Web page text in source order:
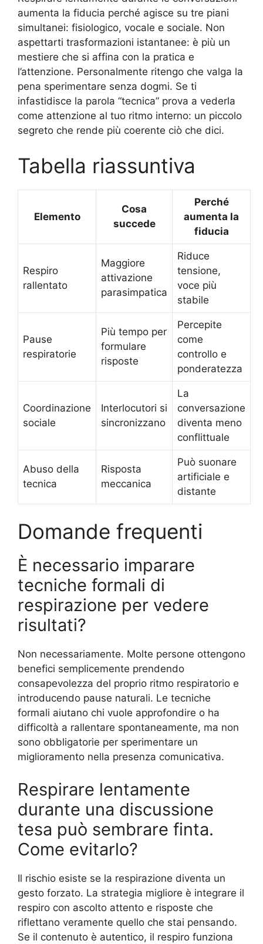
aumenta la fiducia perché agisce su tre piani
simultanei: fisiologico, vocale e sociale. Non
aspettarti trasformazioni istantanee: è più un
mestiere che si affina con la pratica e
l’attenzione. Personalmente ritengo che valga la
pena sperimentare senza dogmi. Se ti
infastidisce la parola “tecnica” prova a vederla
come attenzione al tuo ritmo interno: un piccolo
segreto che rende più coerente ciò che dici.
Tabella riassuntiva
Elemento
Cosa
succede
Perché
aumenta la
fiducia
Respiro
rallentato
Maggiore
attivazione
parasimpatica
Riduce
tensione,
voce più
stabile
Pause
respiratorie
Più tempo per
formulare
risposte
Percepite
come
controllo e
ponderatezza
Coordinazione
sociale
Interlocutori si
sincronizzano
La
conversazione
diventa meno
conflittuale
Abuso della
tecnica
Risposta
meccanica
Può suonare
artificiale e
distante
Domande frequenti
È necessario imparare
tecniche formali di
respirazione per vedere
risultati?
Non necessariamente. Molte persone ottengono
benefici semplicemente prendendo
consapevolezza del proprio ritmo respiratorio e
introducendo pause naturali. Le tecniche
formali aiutano chi vuole approfondire o ha
difficoltà a rallentare spontaneamente, ma non
sono obbligatorie per sperimentare un
miglioramento nella presenza comunicativa.
Respirare lentamente
durante una discussione
tesa può sembrare finta.
Come evitarlo?
Il rischio esiste se la respirazione diventa un
gesto forzato. La strategia migliore è integrare il
respiro con ascolto attento e risposte che
riflettano veramente quello che stai pensando.
Se il contenuto è autentico, il respiro funziona